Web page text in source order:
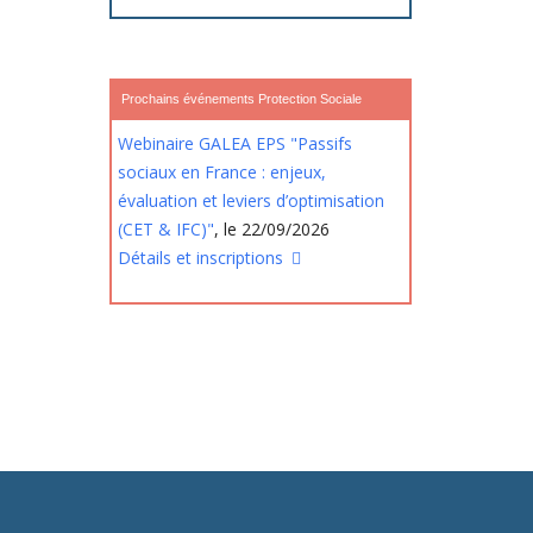
Prochains événements Protection Sociale
Webinaire GALEA EPS "Passifs
sociaux en France : enjeux,
évaluation et leviers d’optimisation
(CET & IFC)", le 22/09/2026
Détails et inscriptions